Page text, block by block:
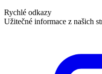
Rychlé odkazy
Užitečné informace z našich